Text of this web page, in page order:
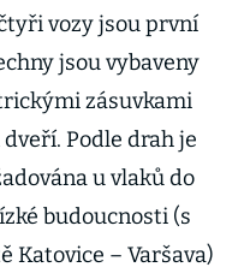
vozy jsou první
jsou vybaveny
zásuvkami
Podle drah je
u vlaků do
budoucnosti (s
Katovice – Varšava)